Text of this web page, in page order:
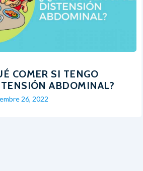
COMER SI TENGO
ABDOMINAL?
26, 2022